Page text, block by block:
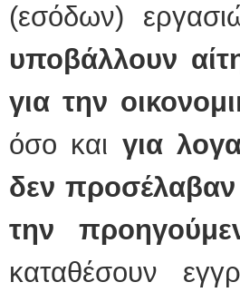
(εσόδων)
υποβάλλουν
για την
όσο και για
δεν προσέλαβαν
την
καταθέσουν